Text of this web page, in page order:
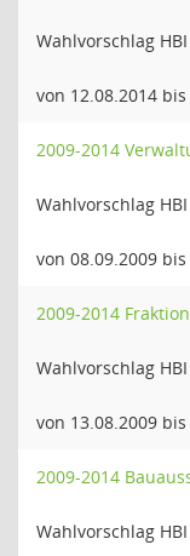
Wahlvorschlag
von 12.08.2014
2009-2014
Wahlvorschlag
von 08.09.2009
2009-2014
Wahlvorschlag
von 13.08.2009
2009-2014
Wahlvorschlag